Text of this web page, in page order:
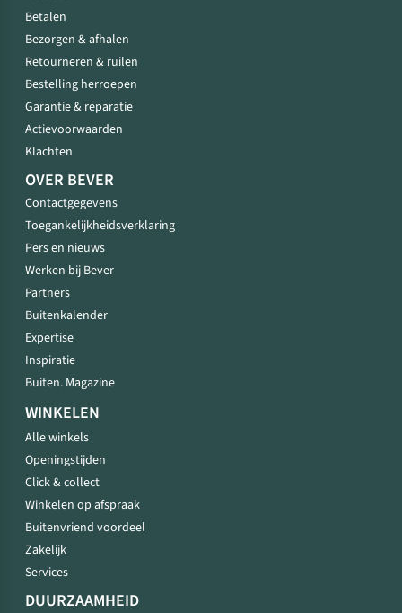
Betalen
Bezorgen & afhalen
Retourneren & ruilen
Bestelling herroepen
Garantie & reparatie
Actievoorwaarden
Klachten
OVER BEVER
Contactgegevens
Toegankelijkheidsverklaring
Pers en nieuws
Werken bij Bever
Partners
Buitenkalender
Expertise
Inspiratie
Buiten. Magazine
WINKELEN
Alle winkels
Openingstijden
Click & collect
Winkelen op afspraak
Buitenvriend voordeel
Zakelijk
Services
DUURZAAMHEID